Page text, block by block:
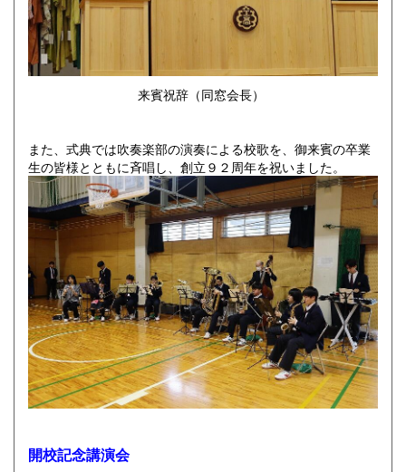
来賓祝辞（同窓会長）
また、式典では吹奏楽部の演奏による校歌を、御来賓の卒業
生の皆様とともに斉唱し、創立９２周年を祝いました。
開校記念講演会